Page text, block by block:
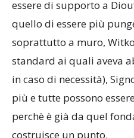
essere di supporto a
quello di essere più
soprattutto a muro,
standard ai quali aveva
in caso di necessità),
più e tutte possono
perchè è già da quel